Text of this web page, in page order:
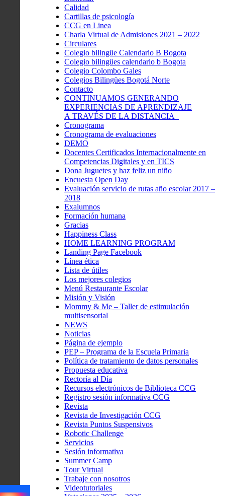
Calidad
Cartillas de psicología
CCG en Linea
Charla Virtual de Admisiones 2021 – 2022
Circulares
Colegio bilingüe Calendario B Bogota
Colegio bilingües calendario b Bogota
Colegio Colombo Gales
Colegios Bilingües Bogotá Norte
Contacto
CONTINUAMOS GENERANDO
EXPERIENCIAS DE APRENDIZAJE
A TRAVÉS DE LA DISTANCIA
Cronograma
Cronograma de evaluaciones
DEMO
Docentes Certificados Internacionalmente en
Competencias Digitales y en TICS
Dona Juguetes y haz feliz un niño
Encuesta Open Day
Evaluación servicio de rutas año escolar 2017 –
2018
Exalumnos
Formación humana
Gracias
Happiness Class
HOME LEARNING PROGRAM
Landing Page Facebook
Línea ética
Lista de útiles
Los mejores colegios
Menú Restaurante Escolar
Misión y Visión
Mommy & Me – Taller de estimulación
multisensorial
NEWS
Noticias
Página de ejemplo
PEP – Programa de la Escuela Primaria
Política de tratamiento de datos personales
Propuesta educativa
Rectoría al Día
Recursos electrónicos de Biblioteca CCG
Registro sesión informativa CCG
Revista
Revista de Investigación CCG
Revista Puntos Suspensivos
Robotic Challenge
Servicios
Sesión informativa
Summer Camp
Tour Virtual
Trabaje con nosotros
Videotutoriales